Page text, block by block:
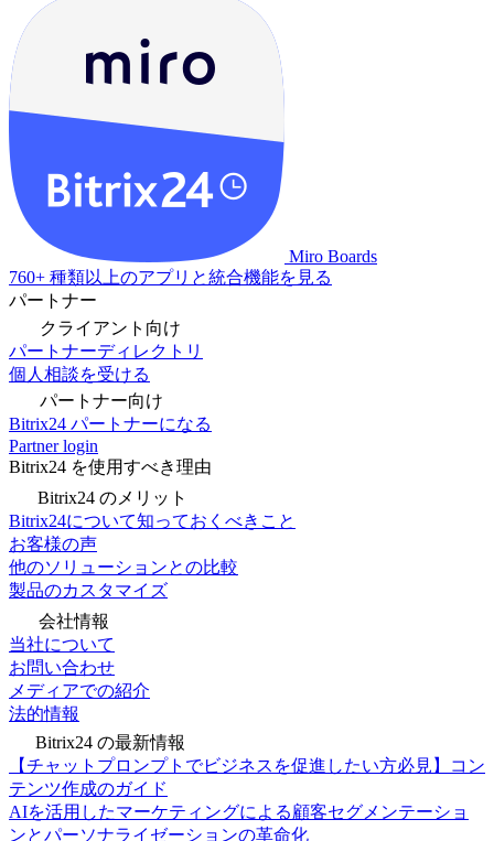
Miro Boards
760+ 種類以上のアプリと統合機能を見る
パートナー
クライアント向け
パートナーディレクトリ
個人相談を受ける
パートナー向け
Bitrix24 パートナーになる
Partner login
Bitrix24 を使用すべき理由
Bitrix24 のメリット
Bitrix24について知っておくべきこと
お客様の声
他のソリューションとの比較
製品のカスタマイズ
会社情報
当社について
お問い合わせ
メディアでの紹介
法的情報
Bitrix24 の最新情報
【チャットプロンプトでビジネスを促進したい方必見】コン
テンツ作成のガイド
AIを活用したマーケティングによる顧客セグメンテーショ
ンとパーソナライゼーションの革命化